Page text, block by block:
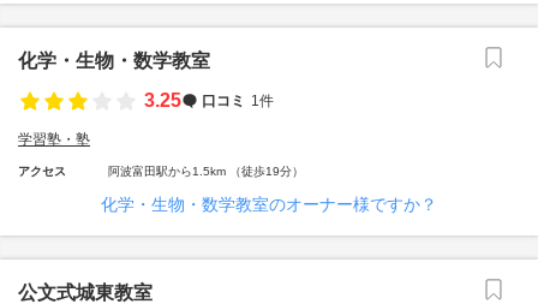
化学・生物・数学教室
3.25
口コミ 1件
学習塾・塾
アクセス 阿波富田駅から1.5km （徒歩19分）
化学・生物・数学教室のオーナー様ですか？
公文式城東教室